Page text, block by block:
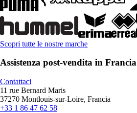
Scopri tutte le nostre marche
Assistenza post-vendita in Francia
Contattaci
11 rue Bernard Maris
37270 Montlouis-sur-Loire, Francia
+33 1 86 47 62 58